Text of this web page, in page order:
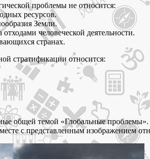
проблемы не относится:
ресурсов.
Земли.
человеческой деятельности.
странах.
стратификации относится:
общей темой «Глобальные
с представленным изображением